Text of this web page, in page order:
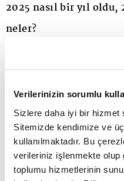
Verilerinizin sorumlu
Sizlere daha iyi bir hizmet
Sitemizde kendimize ve
kullanılmaktadır. Bu
verileriniz işlenmekte olup
toplumu hizmetlerinin
2025 nasıl bir yıl
neler?
2025 yılı, Türk
ekonomideki
dalgalanmalara karşı
gösterdiğimiz bir yıl
koşullarına ve özellikle
yavaşlamaya rağmen
rakamıyla kapatmayı